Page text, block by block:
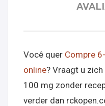
Você quer Compre
online? Vraagt u
100 mg zonder
verder dan